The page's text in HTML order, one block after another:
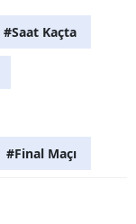
#Saat Kaçta
#Final Maçı